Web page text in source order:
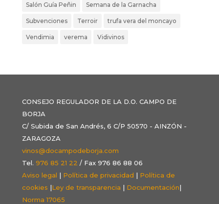
Salón Guía Peñin Semana de la Garnacha
Subvenciones Terroir trufa vera del moncayo
Vendimia verema Vidivinos
CONSEJO REGULADOR DE LA D.O. CAMPO DE
BORJA
C/ Subida de San Andrés, 6 C/P 50570 - AINZÓN -
ZARAGOZA
vinos@docampodeborja.com
Tel. 976 85 21 22 / Fax 976 86 88 06
Aviso legal | Política de privacidad | Política de
cookies |Ley de transparencia | Documentación|
Norma 17065